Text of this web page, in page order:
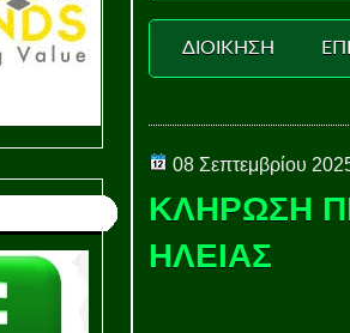
ΔΙΟΙΚΗΣΗ
08 Σεπτεμβρίου
ΚΛΗΡΩΣΗ
ΗΛΕΙΑΣ